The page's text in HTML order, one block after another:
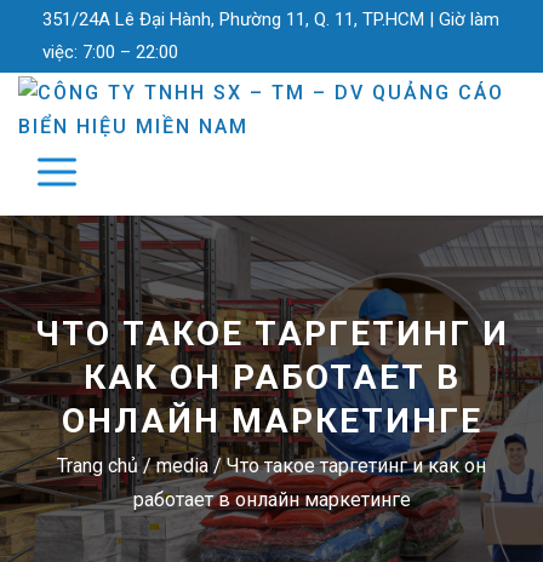
351/24A Lê Đại Hành, Phường 11, Q. 11, TP.HCM | Giờ làm
việc: 7:00 – 22:00
ЧТО ТАКОЕ ТАРГЕТИНГ И
КАК ОН РАБОТАЕТ В
ОНЛАЙН МАРКЕТИНГЕ
Trang chủ/media/Что такое таргетинг и как он
работает в онлайн маркетинге